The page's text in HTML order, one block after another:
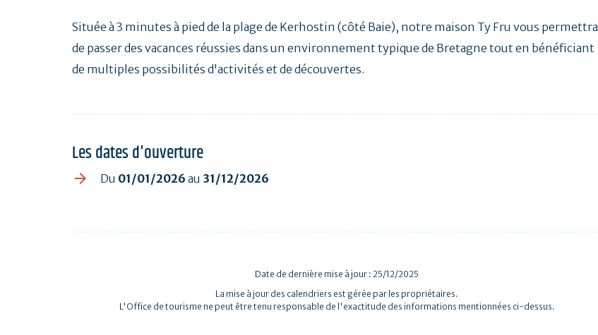
Située à 3 minutes à pied de la plage de Kerhostin (côté Baie), notre maison Ty Fru vous permettra
de passer des vacances réussies dans un environnement typique de Bretagne tout en bénéficiant
de multiples possibilités d'activités et de découvertes.
Les dates d'ouverture
Du 01/01/2026 au 31/12/2026
Date de dernière mise à jour : 25/12/2025
La mise à jour des calendriers est gérée par les propriétaires.
L'Office de tourisme ne peut être tenu responsable de l'exactitude des informations mentionnées ci-dessus.